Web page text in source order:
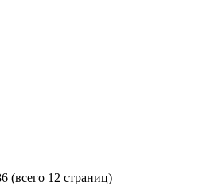
(всего 12 страниц)